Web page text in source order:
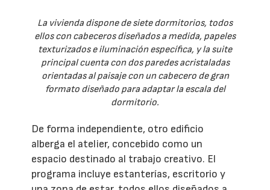
La vivienda dispone de siete dormitorios, todos
ellos con cabeceros diseñados a medida, papeles
texturizados e iluminación específica, y la suite
principal cuenta con dos paredes acristaladas
orientadas al paisaje con un cabecero de gran
formato diseñado para adaptar la escala del
dormitorio.
De forma independiente, otro edificio
alberga el atelier, concebido como un
espacio destinado al trabajo creativo. El
programa incluye estanterías, escritorio y